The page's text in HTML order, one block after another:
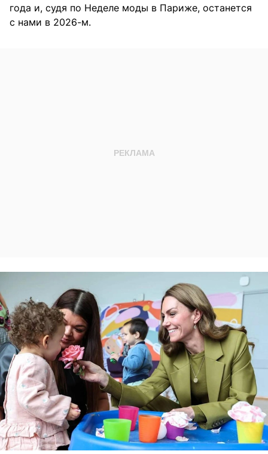
года и, судя по Неделе моды в Париже, останется
с нами в 2026-м.